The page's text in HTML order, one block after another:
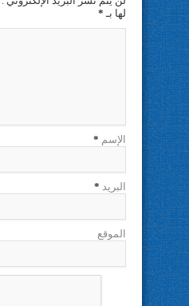
لها بـ *
الإسم *
البريد *
الموقع